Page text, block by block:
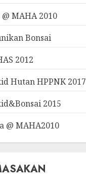
MAHA 2010
Bonsai
2012
Hutan HPPNK 2017
2015
@ MAHA2010